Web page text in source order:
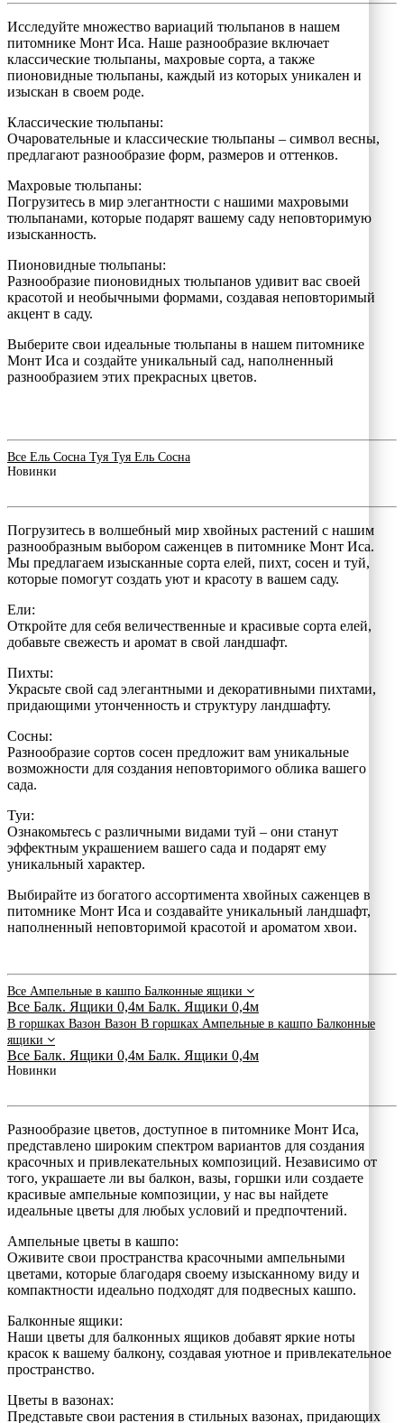
Исследуйте множество вариаций тюльпанов в нашем
питомнике Монт Иса. Наше разнообразие включает
классические тюльпаны, махровые сорта, а также
пионовидные тюльпаны, каждый из которых уникален и
изыскан в своем роде.
Классические тюльпаны:
Очаровательные и классические тюльпаны – символ весны,
предлагают разнообразие форм, размеров и оттенков.
Махровые тюльпаны:
Погрузитесь в мир элегантности с нашими махровыми
тюльпанами, которые подарят вашему саду неповторимую
изысканность.
Пионовидные тюльпаны:
Разнообразие пионовидных тюльпанов удивит вас своей
красотой и необычными формами, создавая неповторимый
акцент в саду.
Выберите свои идеальные тюльпаны в нашем питомнике
Монт Иса и создайте уникальный сад, наполненный
разнообразием этих прекрасных цветов.
Все Ель Сосна Туя Туя Ель Сосна
Новинки
Погрузитесь в волшебный мир хвойных растений с нашим
разнообразным выбором саженцев в питомнике Монт Иса.
Мы предлагаем изысканные сорта елей, пихт, сосен и туй,
которые помогут создать уют и красоту в вашем саду.
Ели:
Откройте для себя величественные и красивые сорта елей,
добавьте свежесть и аромат в свой ландшафт.
Пихты:
Украсьте свой сад элегантными и декоративными пихтами,
придающими утонченность и структуру ландшафту.
Сосны:
Разнообразие сортов сосен предложит вам уникальные
возможности для создания неповторимого облика вашего
сада.
Туи:
Ознакомьтесь с различными видами туй – они станут
эффектным украшением вашего сада и подарят ему
уникальный характер.
Выбирайте из богатого ассортимента хвойных саженцев в
питомнике Монт Иса и создавайте уникальный ландшафт,
наполненный неповторимой красотой и ароматом хвои.
Все Ампельные в кашпо Балконные ящики
Все Балк. Ящики 0,4м Балк. Ящики 0,4м
В горшках Вазон Вазон В горшках Ампельные в кашпо Балконные
ящики
Все Балк. Ящики 0,4м Балк. Ящики 0,4м
Новинки
Разнообразие цветов, доступное в питомнике Монт Иса,
представлено широким спектром вариантов для создания
красочных и привлекательных композиций. Независимо от
того, украшаете ли вы балкон, вазы, горшки или создаете
красивые ампельные композиции, у нас вы найдете
идеальные цветы для любых условий и предпочтений.
Ампельные цветы в кашпо:
Оживите свои пространства красочными ампельными
цветами, которые благодаря своему изысканному виду и
компактности идеально подходят для подвесных кашпо.
Балконные ящики:
Наши цветы для балконных ящиков добавят яркие ноты
красок к вашему балкону, создавая уютное и привлекательное
пространство.
Цветы в вазонах:
Представьте свои растения в стильных вазонах, придающих